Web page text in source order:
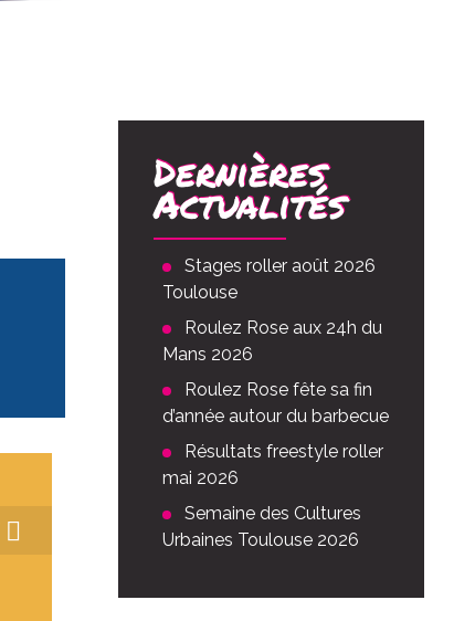
Dernières
Actualités
Stages roller août 2026
Toulouse
Roulez Rose aux 24h du
Mans 2026
Roulez Rose fête sa fin
d’année autour du barbecue
Résultats freestyle roller
mai 2026
Semaine des Cultures
Urbaines Toulouse 2026